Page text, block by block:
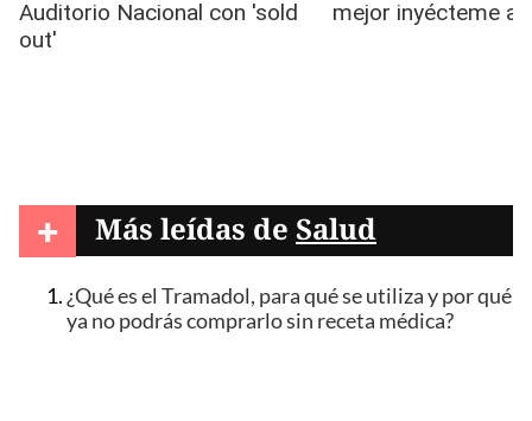
+ Más leídas de Salud
¿Qué es el Tramadol, para qué se utiliza y por qué
ya no podrás comprarlo sin receta médica?